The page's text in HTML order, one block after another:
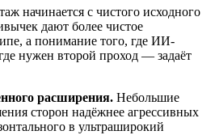
начинается с чистого исходного
дают более чистое
а понимание того, где ИИ-
нужен второй проход — задаёт
расширения. Небольшие
сторон надёжнее агрессивных
в ультраширокий